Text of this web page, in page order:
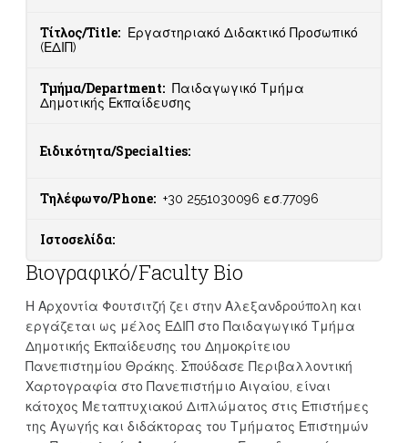
Τίτλος/Title:
Εργαστηριακό Διδακτικό Προσωπικό
(ΕΔΙΠ)
Τμήμα/Department: Παιδαγωγικό Τμήμα
Δημοτικής Εκπαίδευσης
Ειδικότητα/Specialties:
Τηλέφωνο/Phone: +30 2551030096 εσ.77096
Ιστοσελίδα:
Βιογραφικό/Faculty Bio
Η Αρχοντία Φουτσιτζή ζει στην Αλεξανδρούπολη και
εργάζεται ως μέλος ΕΔΙΠ στο Παιδαγωγικό Τμήμα
Δημοτικής Εκπαίδευσης του Δημοκρίτειου
Πανεπιστημίου Θράκης. Σπούδασε Περιβαλλοντική
Χαρτογραφία στο Πανεπιστήμιο Αιγαίου, είναι
κάτοχος Μεταπτυχιακού Διπλώματος στις Επιστήμες
της Αγωγής και διδάκτορας του Τμήματος Επιστημών